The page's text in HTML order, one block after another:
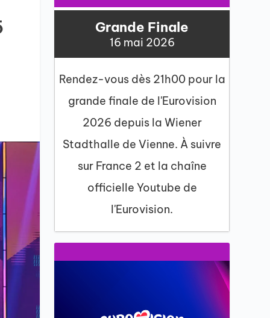
Grande Finale
16 mai 2026
Rendez-vous dès 21h00 pour la
grande finale de l'Eurovision
2026 depuis la Wiener
Stadthalle de Vienne. À suivre
sur France 2 et la chaîne
officielle Youtube de
l'Eurovision.